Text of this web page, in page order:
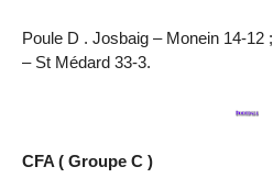
Poule D . Josbaig – Monein 14-12
– St Médard 33-3.
CFA ( Groupe C )